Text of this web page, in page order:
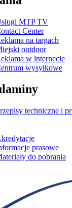
MTP TV
Center
na targach
outdoor
w internecie
wysyłkowe
techniczne i
prasowe
do pobrania